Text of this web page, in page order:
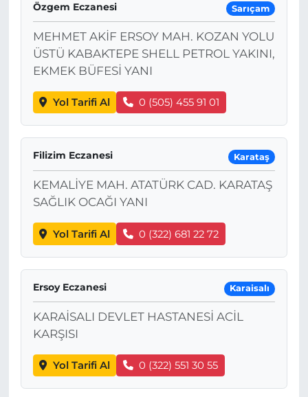
Özgem Eczanesi Sarıçam
MEHMET AKİF ERSOY MAH. KOZAN YOLU
ÜSTÜ KABAKTEPE SHELL PETROL YAKINI,
EKMEK BÜFESİ YANI
Yol Tarifi Al 0 (505) 455 91 01
Filizim Eczanesi Karataş
KEMALİYE MAH. ATATÜRK CAD. KARATAŞ
SAĞLIK OCAĞI YANI
Yol Tarifi Al 0 (322) 681 22 72
Ersoy Eczanesi Karaisalı
KARAİSALI DEVLET HASTANESİ ACİL
KARŞISI
Yol Tarifi Al 0 (322) 551 30 55